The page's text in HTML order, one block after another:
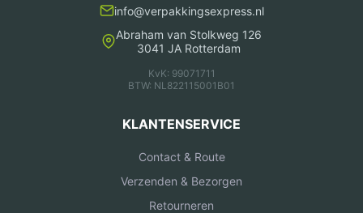
info@verpakkingsexpress.nl
Abraham van Stolkweg 126
3041 JA Rotterdam
KvK: 99071711
BTW: NL822115001B01
KLANTENSERVICE
Contact & Route
Verzenden & Bezorgen
Retourneren